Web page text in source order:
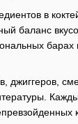
в
баланс
барах
джиггеров,